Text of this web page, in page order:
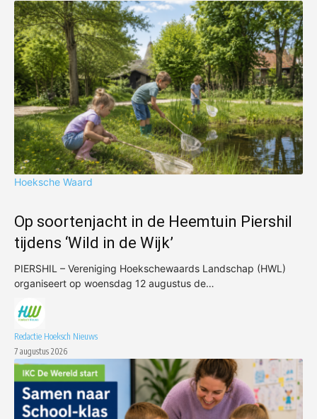
Hoeksche Waard
Op soortenjacht in de Heemtuin Piershil
tijdens ‘Wild in de Wijk’
PIERSHIL – Vereniging Hoekschewaards Landschap (HWL)
organiseert op woensdag 12 augustus de…
Redactie Hoeksch Nieuws
7 augustus 2026